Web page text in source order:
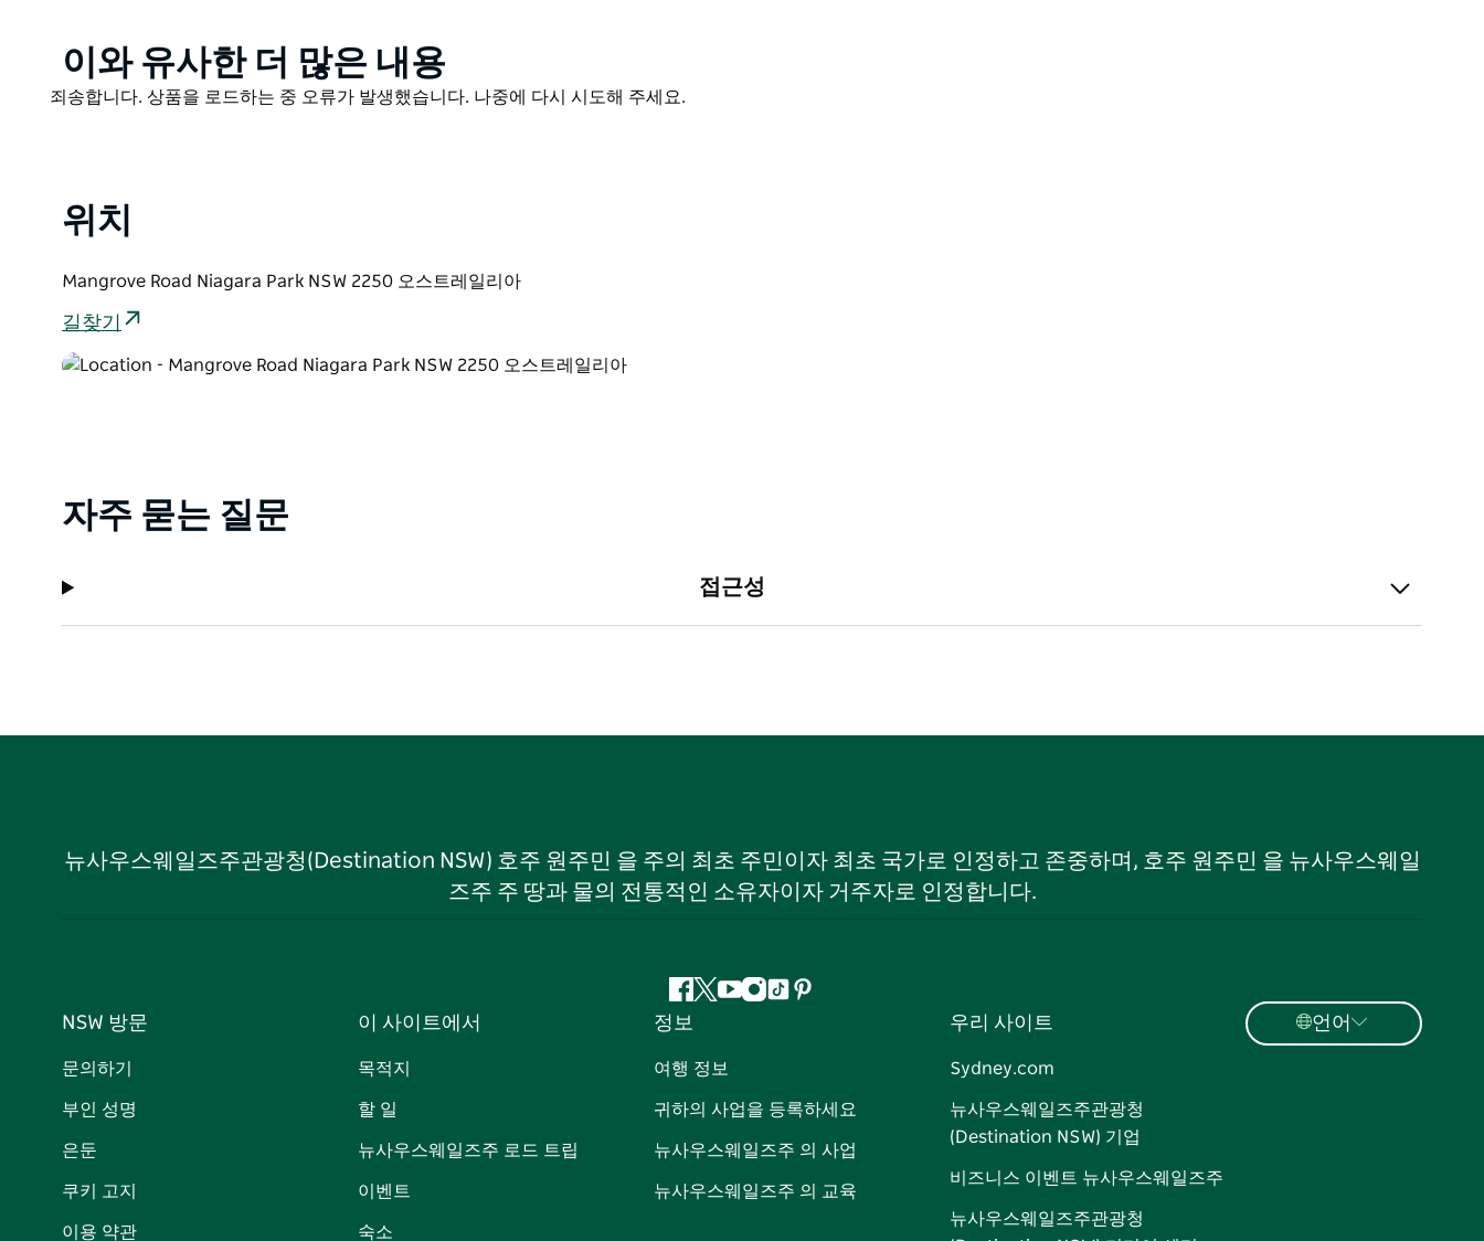
피크닉 시설은 건조한 유칼립투스 숲에 자리 잡고 있으며 피크닉 테이블 대형 전천후 쉼터 벽난로 화장실
이 있습니다. 넓고 잘 조성된 산책로는 양배추나무 야자수와 열대우림 식물이 특징이며 수목원을 가로지
릅니다. 스트릭랜드 주립림은 고요하고 독특한 호주 산림 경험을 제공합니다.
스트릭랜드 주립림의 산책로는 NSW 산림공사의 지원을 받아 자원봉사자 그룹인 스트릭랜드의 친구들이
관리합니다. 자세한 내용은 산림공사 웹사이트를 참조하세요.
Product
List
이와 유사한 더 많은 내용
Product
죄송합니다. 상품을 로드하는 중 오류가 발생했습니다. 나중에 다시 시도해 주세요.
위치
Mangrove Road Niagara Park NSW 2250 오스트레일리아
길찾기
자주 묻는 질문
접근성
뉴사우스웨일즈주관광청(Destination NSW) 호주 원주민 을 주의 최초 주민이자 최초 국가로 인정하고 존중하며, 호주 원주민 을 뉴사우스웨일
즈주 주 땅과 물의 전통적인 소유자이자 거주자로 인정합니다.
페
이
지 유 인
램
틱
핀
트
NSW 방문
문의하기
부인 성명
은둔
쿠키 고지
이용 약관
이 사이트에서
목적지
할 일
뉴사우스웨일즈주 로드 트립
이벤트
숙소
정보
여행 정보
귀하의 사업을 등록하세요
뉴사우스웨일즈주 의 사업
뉴사우스웨일즈주 의 교육
우리 사이트
Sydney.com
뉴사우스웨일즈주관광청
(Destination NSW) 기업
비즈니스 이벤트 뉴사우스웨일즈주
뉴사우스웨일즈주관광청
언어